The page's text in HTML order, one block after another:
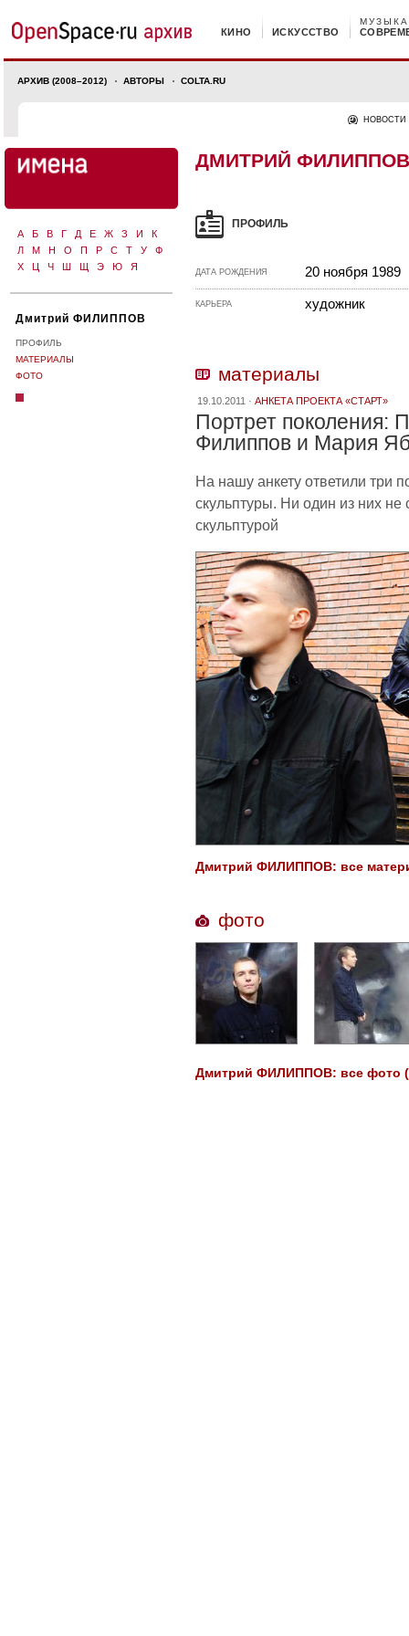
КИНО ИСКУССТВО
МУЗЫКА
АРХИВ (2008–2012) АВТОРЫ COLTA.RU
НОВОСТИ
А Б В Г Д Е Ж З И
К
Л
М Н О П Р С Т У
Ф
Х
Ц Ч Ш Щ Э Ю Я
Дмитрий ФИЛИППОВ
ПРОФИЛЬ
МАТЕРИАЛЫ
ФОТО
ДМИТРИЙ ФИЛИППОВ
ПРОФИЛЬ
ДАТА РОЖДЕНИЯ 20 ноября 1989
КАРЬЕРА художник
материалы
19.10.2011 · АНКЕТА ПРОЕКТА «СТАРТ»
Портрет поколения:
Филиппов и Мария
На нашу анкету ответили три
скульптуры. Ни один из них
скульптурой
Дмитрий ФИЛИППОВ: все
фото
Дмитрий ФИЛИППОВ: все фото